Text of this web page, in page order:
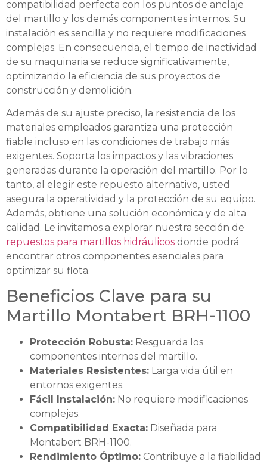
compatibilidad perfecta con los puntos de anclaje
del martillo y los demás componentes internos. Su
instalación es sencilla y no requiere modificaciones
complejas. En consecuencia, el tiempo de inactividad
de su maquinaria se reduce significativamente,
optimizando la eficiencia de sus proyectos de
construcción y demolición.
Además de su ajuste preciso, la resistencia de los
materiales empleados garantiza una protección
fiable incluso en las condiciones de trabajo más
exigentes. Soporta los impactos y las vibraciones
generadas durante la operación del martillo. Por lo
tanto, al elegir este repuesto alternativo, usted
asegura la operatividad y la protección de su equipo.
Además, obtiene una solución económica y de alta
calidad. Le invitamos a explorar nuestra sección de
repuestos para martillos hidráulicos donde podrá
encontrar otros componentes esenciales para
optimizar su flota.
Beneficios Clave para su
Martillo Montabert BRH-1100
Protección Robusta: Resguarda los
componentes internos del martillo.
Materiales Resistentes: Larga vida útil en
entornos exigentes.
Fácil Instalación: No requiere modificaciones
complejas.
Compatibilidad Exacta: Diseñada para
Montabert BRH-1100.
Rendimiento Óptimo: Contribuye a la fiabilidad